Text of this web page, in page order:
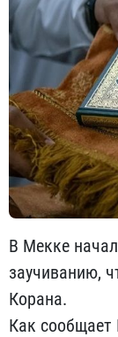
В Мекке
заучиванию,
Корана.
Как сообщает